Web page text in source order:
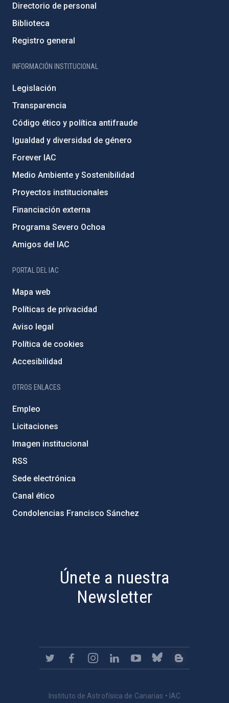
Directorio de personal
Biblioteca
Registro general
INFORMACIÓN INSTITUCIONAL
Legislación
Transparencia
Código ético y política antifraude
Igualdad y diversidad de género
Forever IAC
Medio Ambiente y Sostenibilidad
Proyectos institucionales
Financiación externa
Programa Severo Ochoa
Amigos del IAC
PORTAL DEL IAC
Mapa web
Políticas de privacidad
Aviso legal
Política de cookies
Accesibilidad
OTROS ENLACES
Empleo
Licitaciones
Imagen institucional
RSS
Sede electrónica
Canal ético
Condolencias Francisco Sánchez
Únete a nuestra
Newsletter
Instituto de Astrofísica de Canarias • IAC